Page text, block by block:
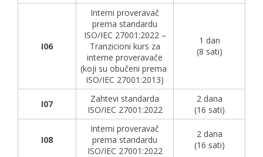
I06
Interni proveravač
prema standardu
ISO/IEC 27001:2022 –
Tranzicioni kurs za
interne proveravače
(koji su obučeni prema
ISO/IEC 27001:2013)
1 dan
(8 sati)
I07
Zahtevi standarda
ISO/IEC 27001:2022
2 dana
(16 sati)
I08
Interni proveravač
prema standardu
ISO/IEC 27001:2022
2 dana
(16 sati)